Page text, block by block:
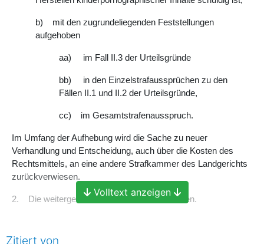
b)
mit den zugrundeliegenden Feststellungen
aufgehoben
aa) im Fall II.3 der Urteilsgründe
bb)
in den Einzelstrafaussprüchen zu den
Fällen II.1 und II.2 der Urteilsgründe,
cc) im Gesamtstrafenausspruch.
Im Umfang der Aufhebung wird die Sache zu neuer
Verhandlung und Entscheidung, auch über die Kosten des
Rechtsmittels, an eine andere Strafkammer des Landgerichts
zurückverwiesen.
2. Die weitergehende Revision wird verworfen.
Volltext anzeigen
Zitiert von